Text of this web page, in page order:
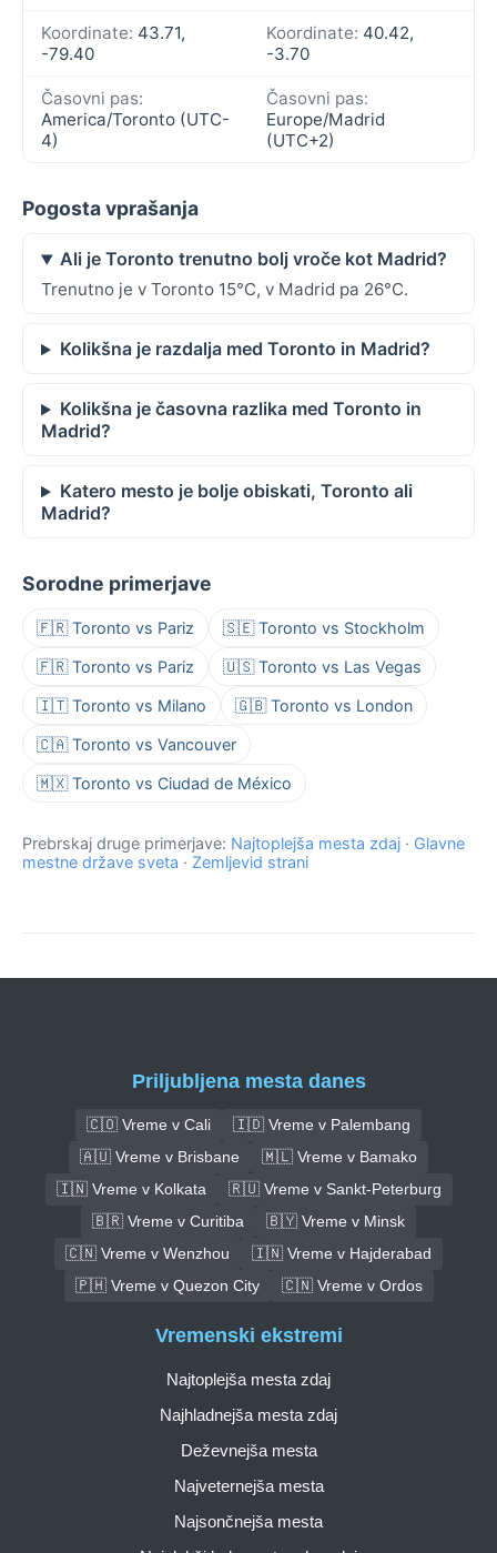
Koordinate: 43.71,
-79.40
Koordinate: 40.42,
-3.70
Časovni pas:
America/Toronto (UTC-
4)
Časovni pas:
Europe/Madrid
(UTC+2)
Pogosta vprašanja
Ali je Toronto trenutno bolj vroče kot Madrid?
Trenutno je v Toronto 15°C, v Madrid pa 26°C.
Kolikšna je razdalja med Toronto in Madrid?
Kolikšna je časovna razlika med Toronto in
Madrid?
Katero mesto je bolje obiskati, Toronto ali
Madrid?
Sorodne primerjave
🇫🇷 Toronto vs Pariz 🇸🇪 Toronto vs Stockholm
🇫🇷 Toronto vs Pariz 🇺🇸 Toronto vs Las Vegas
🇮🇹 Toronto vs Milano 🇬🇧 Toronto vs London
🇨🇦 Toronto vs Vancouver
🇲🇽 Toronto vs Ciudad de México
Prebrskaj druge primerjave: Najtoplejša mesta zdaj · Glavne
mestne države sveta · Zemljevid strani
Priljubljena mesta danes
🇨🇴 Vreme v Cali
🇮🇩 Vreme v Palembang
🇦🇺 Vreme v Brisbane
🇲🇱 Vreme v Bamako
🇮🇳 Vreme v Kolkata
🇷🇺 Vreme v Sankt-Peterburg
🇧🇷 Vreme v Curitiba
🇧🇾 Vreme v Minsk
🇨🇳 Vreme v Wenzhou
🇮🇳 Vreme v Hajderabad
🇵🇭 Vreme v Quezon City
🇨🇳 Vreme v Ordos
Vremenski ekstremi
Najtoplejša mesta zdaj
Najhladnejša mesta zdaj
Deževnejša mesta
Najveternejša mesta
Najsončnejša mesta